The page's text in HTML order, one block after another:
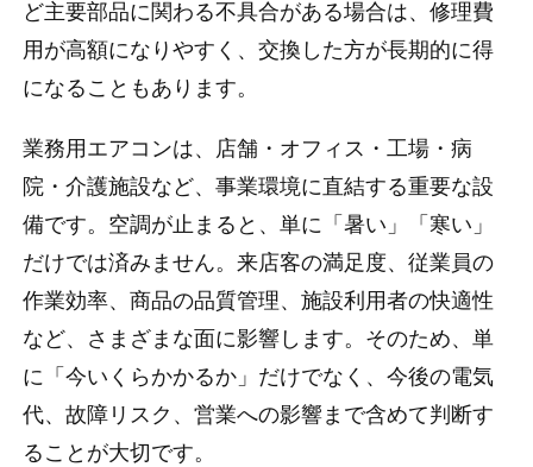
ど主要部品に関わる不具合がある場合は、修理費
用が高額になりやすく、交換した方が長期的に得
になることもあります。
業務用エアコンは、店舗・オフィス・工場・病
院・介護施設など、事業環境に直結する重要な設
備です。空調が止まると、単に「暑い」「寒い」
だけでは済みません。来店客の満足度、従業員の
作業効率、商品の品質管理、施設利用者の快適性
など、さまざまな面に影響します。そのため、単
に「今いくらかかるか」だけでなく、今後の電気
代、故障リスク、営業への影響まで含めて判断す
ることが大切です。